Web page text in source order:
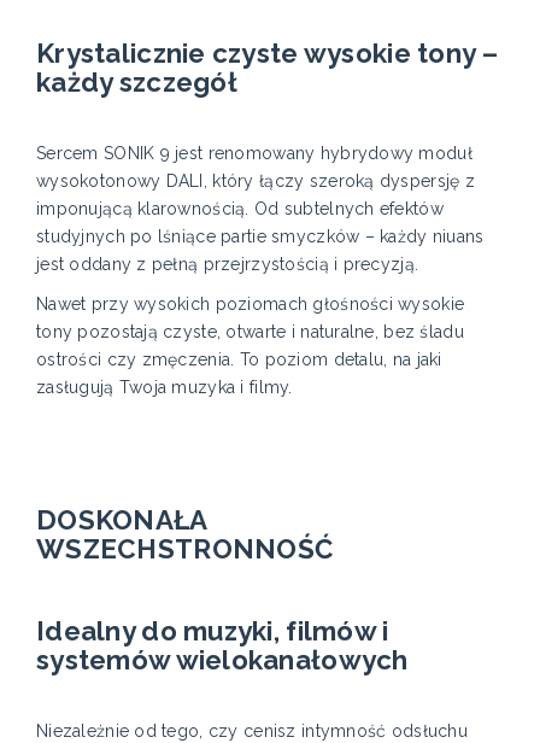
Krystalicznie czyste wysokie tony –
każdy szczegół
Sercem SONIK 9 jest renomowany hybrydowy moduł
wysokotonowy DALI, który łączy szeroką dyspersję z
imponującą klarownością. Od subtelnych efektów
studyjnych po lśniące partie smyczków – każdy niuans
jest oddany z pełną przejrzystością i precyzją.
Nawet przy wysokich poziomach głośności wysokie
tony pozostają czyste, otwarte i naturalne, bez śladu
ostrości czy zmęczenia. To poziom detalu, na jaki
zasługują Twoja muzyka i filmy.
DOSKONAŁA
WSZECHSTRONNOŚĆ
Idealny do muzyki, filmów i
systemów wielokanałowych
Niezależnie od tego, czy cenisz intymność odsłuchu